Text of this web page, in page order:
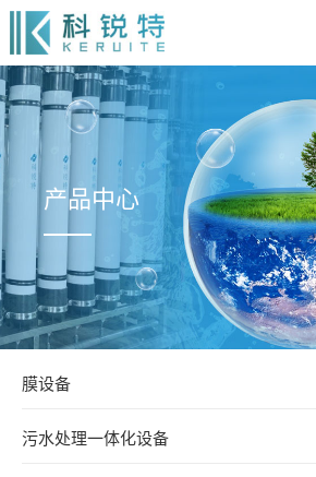
产品中心
膜设备
污水处理一体化设备